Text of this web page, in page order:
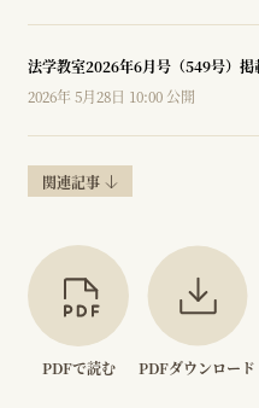
法学教室2026年6月号（549号）掲
2026年 5月28日 10:00 公開
関連記事
PDFで読む PDFダウンロード